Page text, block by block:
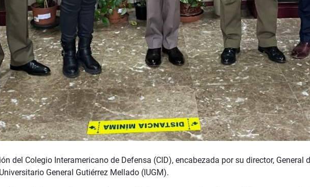
del Colegio Interamericano de Defensa (CID), encabezada por su director, General
General Gutiérrez Mellado (IUGM).